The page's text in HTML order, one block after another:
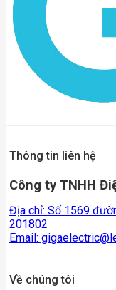
Thông tin liên hệ
Công ty TNHH
Địa chỉ: Số 1569
201802
Email:
Về chúng tôi